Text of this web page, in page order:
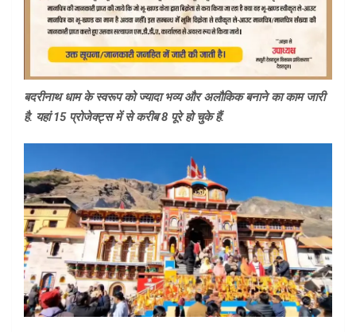
बदरीनाथ धाम के स्वरूप को ज्यादा भव्य और अलौकिक बनाने का काम जारी
है. यहां 15 प्रोजेक्ट्स में से करीब 8 पूरे हो चुके हैं.